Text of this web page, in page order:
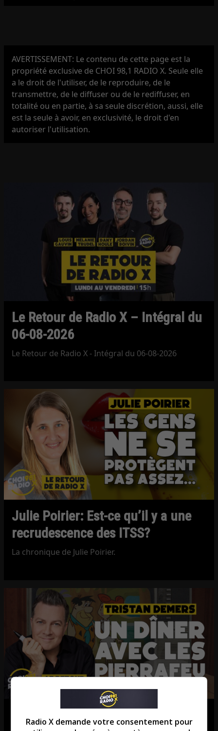
AVERTISSEMENT: Le contenu de cette page est la
propriété exclusive de CHOI 98,1 RADIO X. Seule elle
a le droit de l'utiliser, de le reproduire, de le
transmettre, de le diffuser ou de le rediffuser, en
totalité ou en partie, à sa seule discrétion, aussi, elle
est la seule à avoir, en exclusivité, le droit d'en
autoriser l'utilisation.
Le Retour de Radio X – Intégral du
06-08-2026
Le Retour de Radio X - Intégral du 06-08-2026
Julie Poirier: Est-ce qu’il y a une
recrudescence des ITSS?
La chronique de Julie Poirier.
Tristan Demers: Le Québec se
Radio X demande votre consentement pour